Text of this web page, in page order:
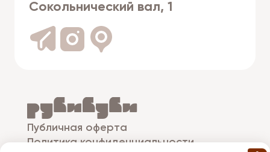
Сокольнический вал, 1
Публичная оферта
Политика конфиденциальности